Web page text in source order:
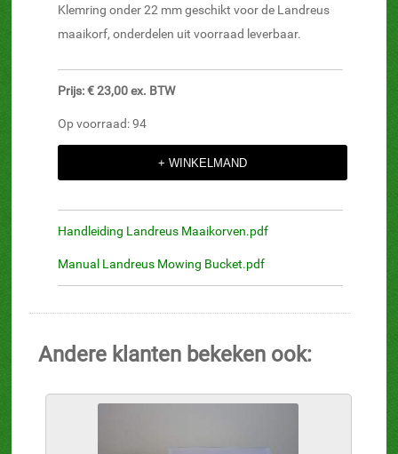
Klemring onder 22 mm geschikt voor de Landreus
maaikorf, onderdelen uit voorraad leverbaar.
Prijs: € 23,00 ex. BTW
Op voorraad: 94
Handleiding Landreus Maaikorven.pdf
Manual Landreus Mowing Bucket.pdf
Andere klanten bekeken ook: